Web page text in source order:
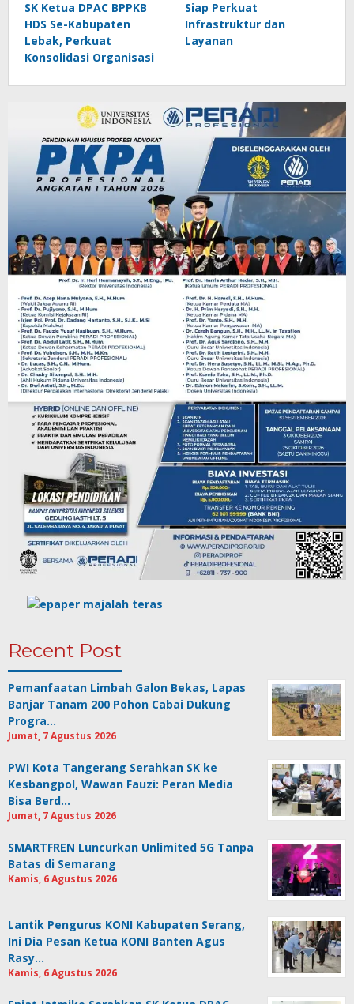
SK Ketua DPAC BPPKB
HDS Se-Kabupaten
Lebak, Perkuat
Konsolidasi Organisasi
Siap Perkuat
Infrastruktur dan
Layanan
Recent Post
Pemanfaatan Limbah Galon Bekas, Lapas
Banjar Tanam 200 Pohon Cabai Dukung
Progra…
Jumat, 7 Agustus 2026
PWI Kota Tangerang Serahkan SK ke
Kesbangpol, Wawan Fauzi: Peran Media
Bisa Berd…
Jumat, 7 Agustus 2026
SMARTFREN Luncurkan Unlimited 5G Tanpa
Batas di Semarang
Kamis, 6 Agustus 2026
Lantik Pengurus KONI Kabupaten Serang,
Ini Dia Pesan Ketua KONI Banten Agus
Rasy…
Kamis, 6 Agustus 2026